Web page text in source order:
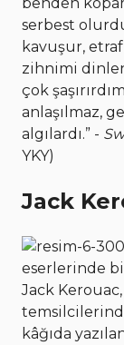
serbest
kavuşur,
zihnimi
çok
anlaşılmaz,
algılardı.” -
YKY)
Jack
eserlerinde
Jack
kâğıda